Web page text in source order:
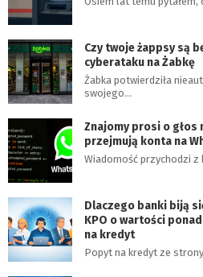
Czy twoje żappsy są
cyberataku na Żabkę
Żabka potwierdziła
swojego…
Znajomy prosi o głos
przejmują konta na
Wiadomość przychodzi
Dlaczego banki biją
KPO o wartości
na kredyt
Popyt na kredyt ze